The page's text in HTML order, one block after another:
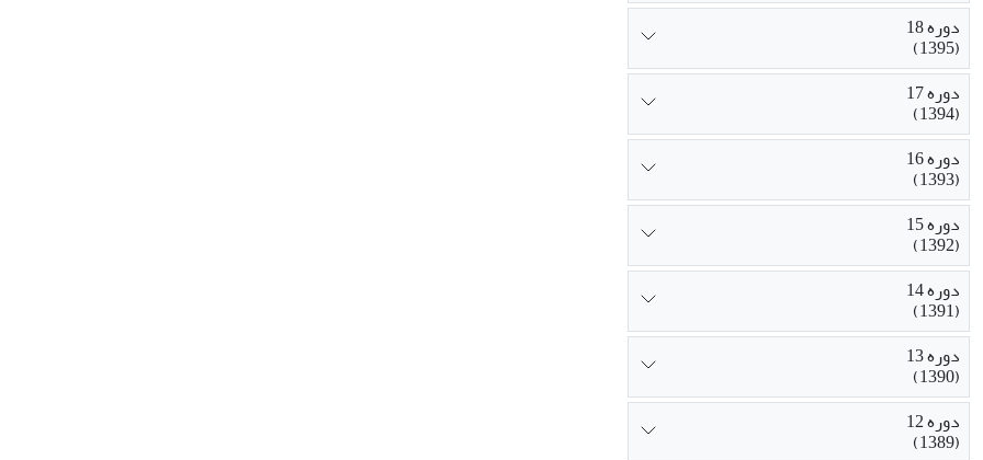
دوره 18
(1395)
دوره 17
(1394)
دوره 16
(1393)
دوره 15
(1392)
دوره 14
(1391)
دوره 13
(1390)
دوره 12
(1389)